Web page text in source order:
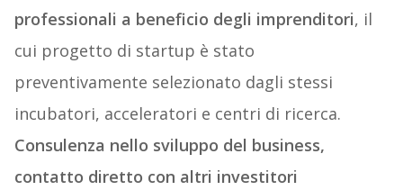
professionali a beneficio degli imprenditori, il
cui progetto di startup è stato
preventivamente selezionato dagli stessi
incubatori, acceleratori e centri di ricerca.
Consulenza nello sviluppo del business,
contatto diretto con altri investitori